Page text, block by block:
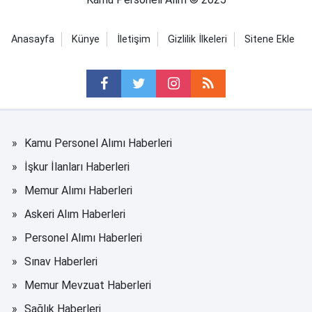
Anasayfa Künye İletişim Gizlilik İlkeleri Sitene Ekle
Kamu Personel Alımı Haberleri
İşkur İlanları Haberleri
Memur Alımı Haberleri
Askeri Alım Haberleri
Personel Alımı Haberleri
Sınav Haberleri
Memur Mevzuat Haberleri
Sağlık Haberleri